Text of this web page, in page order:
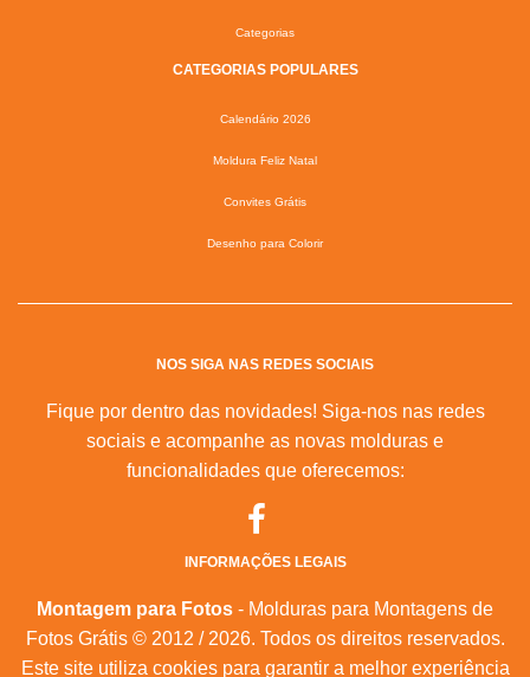
Categorias
CATEGORIAS POPULARES
Calendário 2026
Moldura Feliz Natal
Convites Grátis
Desenho para Colorir
NOS SIGA NAS REDES SOCIAIS
Fique por dentro das novidades! Siga-nos nas redes
sociais e acompanhe as novas molduras e
funcionalidades que oferecemos:
INFORMAÇÕES LEGAIS
Montagem para Fotos - Molduras para Montagens de
Fotos Grátis © 2012 / 2026. Todos os direitos reservados.
Este site utiliza cookies para garantir a melhor experiência